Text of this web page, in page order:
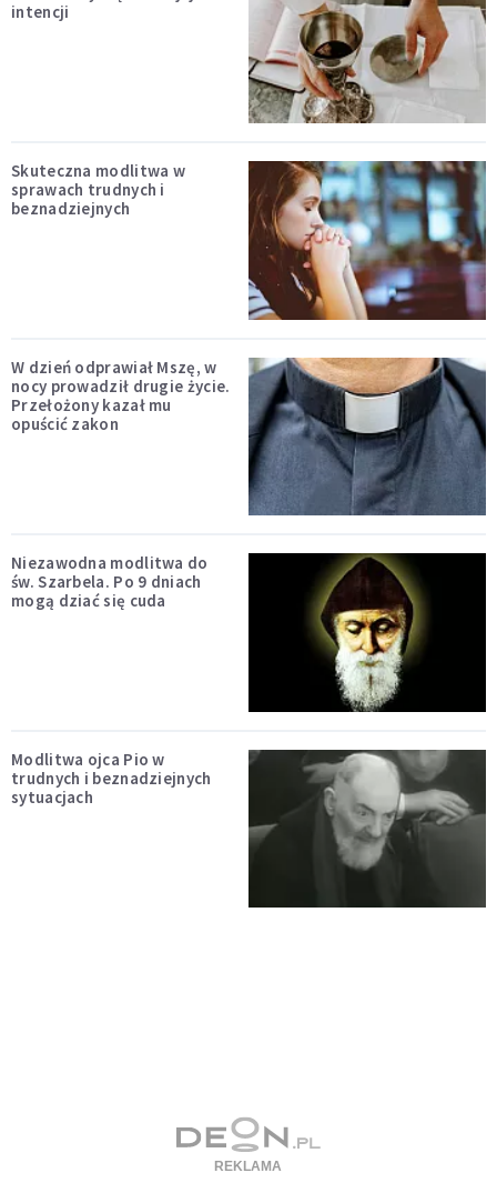
intencji
Skuteczna modlitwa w
sprawach trudnych i
beznadziejnych
W dzień odprawiał Mszę, w
nocy prowadził drugie życie.
Przełożony kazał mu
opuścić zakon
Niezawodna modlitwa do
św. Szarbela. Po 9 dniach
mogą dziać się cuda
Modlitwa ojca Pio w
trudnych i beznadziejnych
sytuacjach